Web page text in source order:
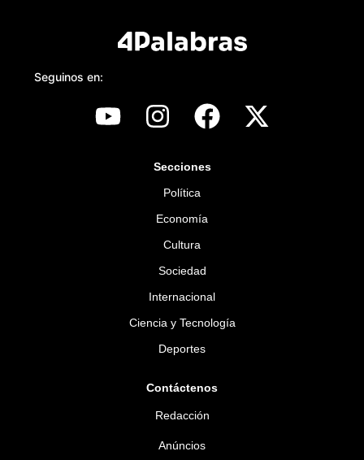
Seguinos en:
Secciones
Política
Economía
Cultura
Sociedad
Internacional
Ciencia y Tecnología
Deportes
Contáctenos
Redacción
Anúncios